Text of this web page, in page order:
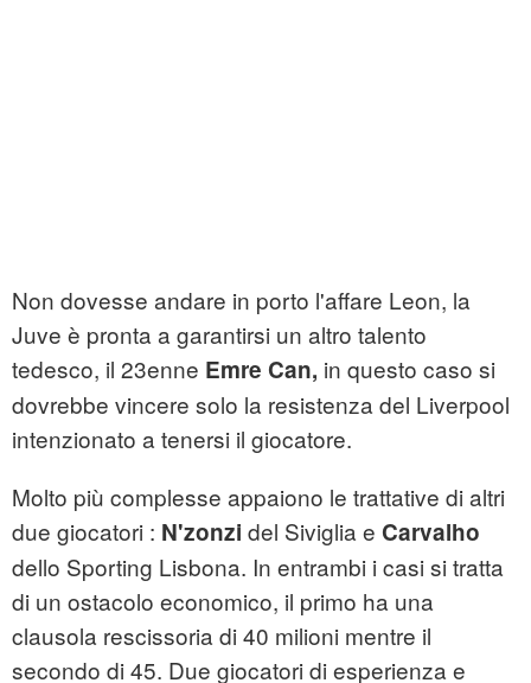
Non dovesse andare in porto l'affare Leon, la
Juve è pronta a garantirsi un altro talento
tedesco, il 23enne Emre Can, in questo caso si
dovrebbe vincere solo la resistenza del Liverpool
intenzionato a tenersi il giocatore.
Molto più complesse appaiono le trattative di altri
due giocatori : N'zonzi del Siviglia e Carvalho
dello Sporting Lisbona. In entrambi i casi si tratta
di un ostacolo economico, il primo ha una
clausola rescissoria di 40 milioni mentre il
secondo di 45. Due giocatori di esperienza e